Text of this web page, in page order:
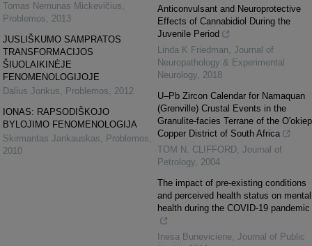
Tomas Nemunas Mickevičius,
Problemos, 2013
JUSLIŠKUMO SAMPRATOS
TRANSFORMACIJOS
ŠIUOLAIKINĖJE
FENOMENOLOGIJOJE
Dalius Jonkus, Problemos, 2012
IONAS: RAPSODIŠKOJO
BYLOJIMO FENOMENOLOGIJA
Skirmantas Jankauskas, Problemos,
2010
Anticonvulsant and Neuroprotective
Effects of Cannabidiol During the
Juvenile Period
Linda K Friedman, Journal of
Neuropathology & Experimental
Neurology, 2018
U–Pb Zircon Calendar for Namaquan
(Grenville) Crustal Events in the
Granulite-facies Terrane of the O'okiep
Copper District of South Africa
TOM N. CLIFFORD, Journal of
Petrology, 2004
The impact of pre-existing conditions
and perceived health status on mental
health during the COVID-19 pandemic
Inesa Buneviciene, Journal of Public